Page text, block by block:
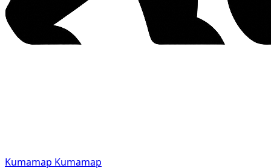
Kumamap Kumamap